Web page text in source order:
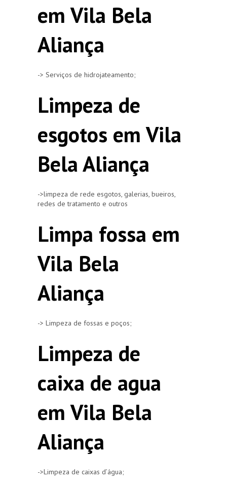
em Vila Bela
Aliança
-> Serviços de hidrojateamento;
Limpeza de
esgotos em Vila
Bela Aliança
->limpeza de rede esgotos, galerias, bueiros,
redes de tratamento e outros
Limpa fossa em
Vila Bela
Aliança
-> Limpeza de fossas e poços;
Limpeza de
caixa de agua
em Vila Bela
Aliança
->Limpeza de caixas d’água;